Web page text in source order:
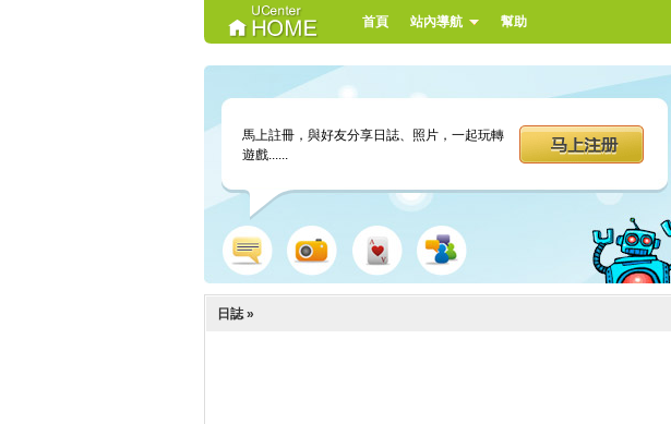
首頁 站內導航 幫助
馬上註冊，與好友分享日誌、照片，一起玩轉
遊戲......
遊戲 群組
日誌 »